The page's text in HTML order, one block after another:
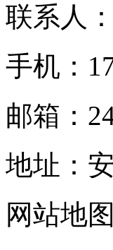
联系人
手机：
邮箱：
地址：
网站地图